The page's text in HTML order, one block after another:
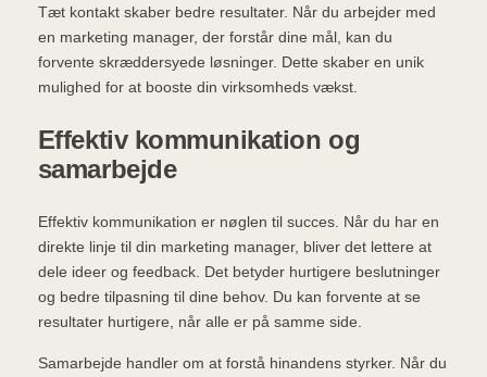
Tæt kontakt skaber bedre resultater. Når du arbejder med
en marketing manager, der forstår dine mål, kan du
forvente skræddersyede løsninger. Dette skaber en unik
mulighed for at booste din virksomheds vækst.
Effektiv kommunikation og
samarbejde
Effektiv kommunikation er nøglen til succes. Når du har en
direkte linje til din marketing manager, bliver det lettere at
dele ideer og feedback. Det betyder hurtigere beslutninger
og bedre tilpasning til dine behov. Du kan forvente at se
resultater hurtigere, når alle er på samme side.
Samarbejde handler om at forstå hinandens styrker. Når du